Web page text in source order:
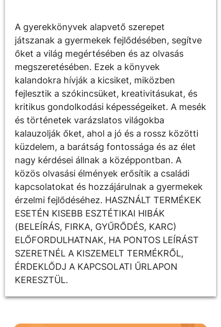
A gyerekkönyvek alapvető szerepet
játszanak a gyermekek fejlődésében, segítve
őket a világ megértésében és az olvasás
megszeretésében. Ezek a könyvek
kalandokra hívják a kicsiket, miközben
fejlesztik a szókincsüket, kreativitásukat, és
kritikus gondolkodási képességeiket. A mesék
és történetek varázslatos világokba
kalauzolják őket, ahol a jó és a rossz közötti
küzdelem, a barátság fontossága és az élet
nagy kérdései állnak a középpontban. A
közös olvasási élmények erősítik a családi
kapcsolatokat és hozzájárulnak a gyermekek
érzelmi fejlődéséhez. HASZNÁLT TERMÉKEK
ESETÉN KISEBB ESZTÉTIKAI HIBÁK
(BELEÍRÁS, FIRKA, GYŰRŐDÉS, KARC)
ELŐFORDULHATNAK, HA PONTOS LEÍRÁST
SZERETNÉL A KISZEMELT TERMÉKRŐL,
ÉRDEKLŐDJ A KAPCSOLATI ŰRLAPON
KERESZTÜL.